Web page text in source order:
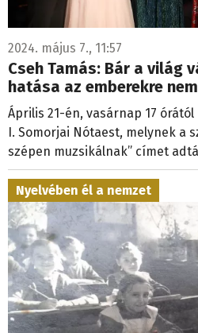
2024. május 7., 11:57
Cseh Tamás: Bár a világ
hatása az emberekre nem
Április 21-én, vasárnap 17
I. Somorjai Nótaest, melynek a
szépen muzsikálnak” címet
Nyelvében él a nemzet